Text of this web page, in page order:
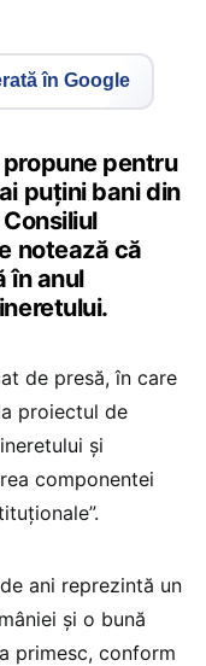
în Google
pentru
puțini bani din
notează că
în anul
de presă, în care
proiectul de
și
componentei
ani reprezintă un
și o bună
primesc, conform